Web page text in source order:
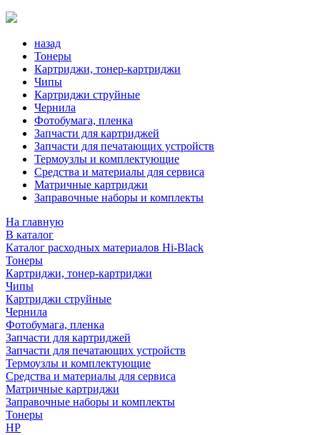
назад
Тонеры
Картриджи, тонер-картриджи
Чипы
Картриджи струйные
Чернила
Фотобумага, пленка
Запчасти для картриджей
Запчасти для печатающих устройств
Термоузлы и комплектующие
Средства и материалы для сервиса
Матричные картриджи
Заправочные наборы и комплекты
На главную
В каталог
Каталог расходных материалов Hi-Black
Тонеры
Картриджи, тонер-картриджи
Чипы
Картриджи струйные
Чернила
Фотобумага, пленка
Запчасти для картриджей
Запчасти для печатающих устройств
Термоузлы и комплектующие
Средства и материалы для сервиса
Матричные картриджи
Заправочные наборы и комплекты
Тонеры
HP